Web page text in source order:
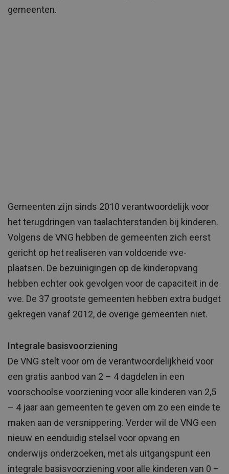
gemeenten.
Gemeenten zijn sinds 2010 verantwoordelijk voor
het terugdringen van taalachterstanden bij kinderen.
Volgens de VNG hebben de gemeenten zich eerst
gericht op het realiseren van voldoende vve-
plaatsen. De bezuinigingen op de kinderopvang
hebben echter ook gevolgen voor de capaciteit in de
vve. De 37 grootste gemeenten hebben extra budget
gekregen vanaf 2012, de overige gemeenten niet.
Integrale basisvoorziening
De VNG stelt voor om de verantwoordelijkheid voor
een gratis aanbod van 2 – 4 dagdelen in een
voorschoolse voorziening voor alle kinderen van 2,5
– 4 jaar aan gemeenten te geven om zo een einde te
maken aan de versnippering. Verder wil de VNG een
nieuw en eenduidig stelsel voor opvang en
onderwijs onderzoeken, met als uitgangspunt een
integrale basisvoorziening voor alle kinderen van 0 –